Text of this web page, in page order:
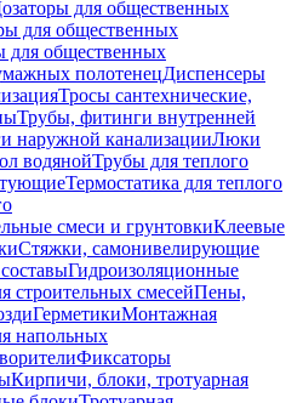
для общественных
для общественных
для общественных
полотенецДиспенсеры
Тросы сантехнические,
Трубы, фитинги внутренней
наружной канализацииЛюки
водянойТрубы для теплого
Термостатика для теплого
смеси и грунтовкиКлеевые
Стяжки, самонивелирующие
Гидроизоляционные
строительных смесейПены,
ГерметикиМонтажная
напольных
Фиксаторы
Кирпичи, блоки, тротуарная